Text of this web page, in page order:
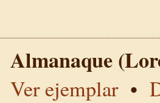
Almanaque
Ver ejemplar•